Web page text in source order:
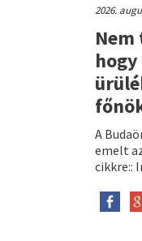
2026.
A
emelt
cikkre::